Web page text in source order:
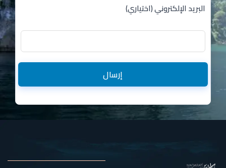
البريد الإلكتروني (اختياري)
إرسال